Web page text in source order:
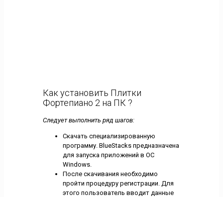
Как установить Плитки
Фортепиано 2 на ПК ?
Следует выполнить ряд шагов:
Скачать специализированную
программу. BlueStacks предназначена
для запуска приложений в ОС
Windows.
После скачивания необходимо
пройти процедуру регистрации. Для
этого пользователь вводит данные